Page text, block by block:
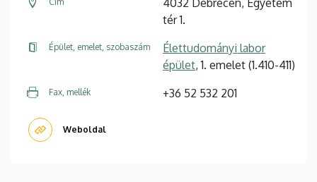
tér 1.
Épület, emelet, szobaszám
Élettudományi labor
épület, 1. emelet (1.410-411)
Fax, mellék +36 52 532 201
Weboldal